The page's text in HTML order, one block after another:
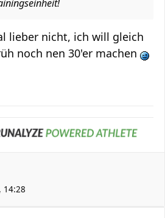
lieber nicht, ich will gleich
noch nen 30'er machen
14:28